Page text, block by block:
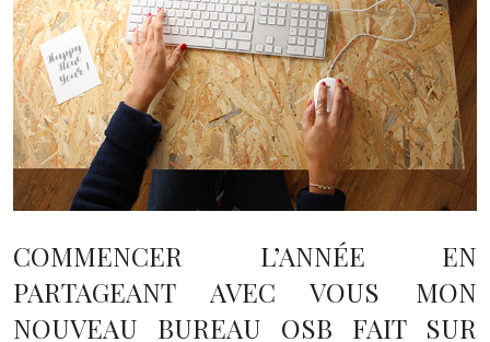
COMMENCER L’ANNÉE EN
PARTAGEANT AVEC VOUS MON
NOUVEAU BUREAU OSB FAIT SUR